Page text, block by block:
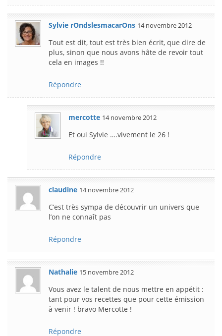
Sylvie rOndslesmacarOns 14 novembre 2012
Tout est dit, tout est très bien écrit, que dire de
plus, sinon que nous avons hâte de revoir tout
cela en images !!
Répondre
mercotte 14 novembre 2012
Et oui Sylvie ….vivement le 26 !
Répondre
claudine 14 novembre 2012
C’est très sympa de découvrir un univers que
l’on ne connaît pas
Répondre
Nathalie 15 novembre 2012
Vous avez le talent de nous mettre en appétit :
tant pour vos recettes que pour cette émission
à venir ! bravo Mercotte !
Répondre